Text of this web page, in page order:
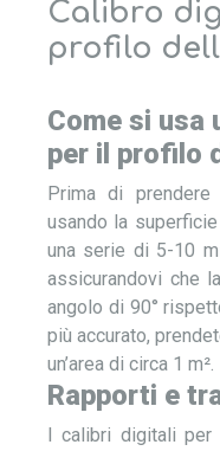
Calibro
profilo
Come si usa
per il profilo
Prima di
usando la
una serie di 5-10
assicurandovi che
angolo di 90°
più accurato,
un’area di circa 1 m².
Rapporti e
I calibri digitali per